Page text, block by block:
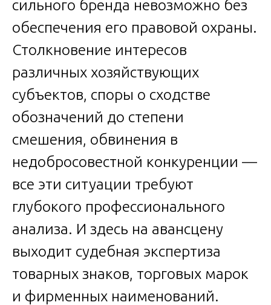
сильного бренда невозможно без
обеспечения его правовой охраны.
Столкновение интересов
различных хозяйствующих
субъектов, споры о сходстве
обозначений до степени
смешения, обвинения в
недобросовестной конкуренции —
все эти ситуации требуют
глубокого профессионального
анализа. И здесь на авансцену
выходит судебная экспертиза
товарных знаков, торговых марок
и фирменных наименований.